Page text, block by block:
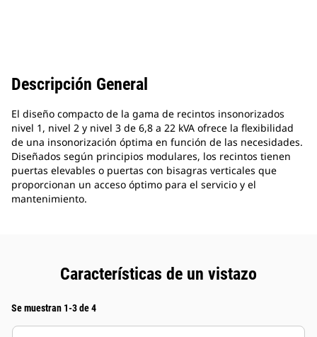
Descripción General
El diseño compacto de la gama de recintos insonorizados
nivel 1, nivel 2 y nivel 3 de 6,8 a 22 kVA ofrece la flexibilidad
de una insonorización óptima en función de las necesidades.
Diseñados según principios modulares, los recintos tienen
puertas elevables o puertas con bisagras verticales que
proporcionan un acceso óptimo para el servicio y el
mantenimiento.
Características de un vistazo
Se muestran 1-3 de 4